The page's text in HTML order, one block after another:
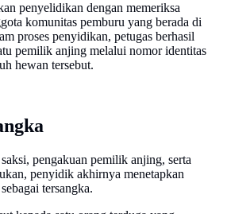
penyelidikan dengan memeriksa
komunitas pemburu yang berada di
proses penyidikan, petugas berhasil
pemilik anjing melalui nomor identitas
hewan tersebut.
pengakuan pemilik anjing, serta
penyidik akhirnya menetapkan
tersangka.